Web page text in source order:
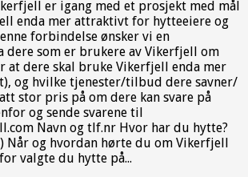
er igang med et prosjekt med mål
enda mer attraktivt for hytteeiere og
forbindelse ønsker vi en
som er brukere av Vikerfjell om
at dere skal bruke Vikerfjell enda mer
og hvilke tjenester/tilbud dere savner/
stor pris på om dere kan svare på
og sende svarene til
Navn og tlf.nr Hvor har du hytte?
Når og hvordan hørte du om Vikerfjell
valgte du hytte på...